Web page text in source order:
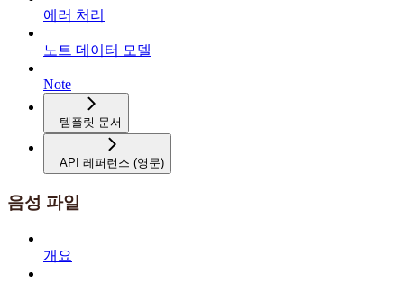
에러 처리
노트 데이터 모델
Note
템플릿 문서
API 레퍼런스 (영문)
음성 파일
개요